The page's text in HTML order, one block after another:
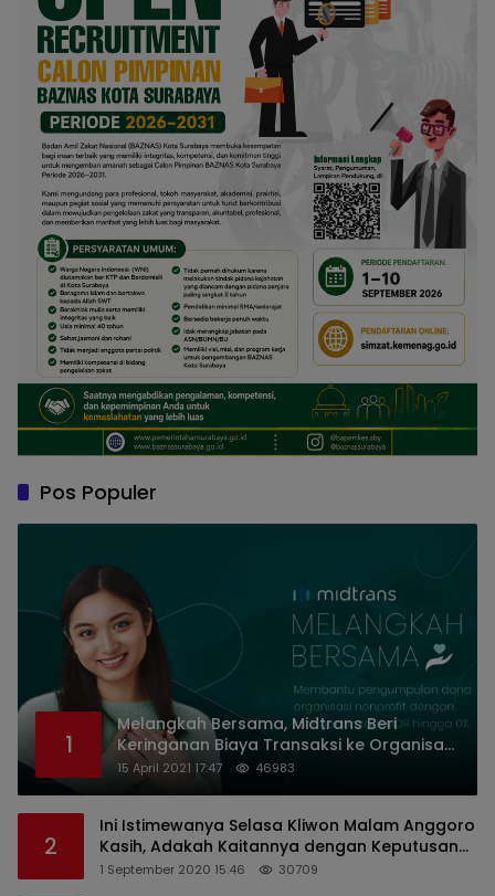
Pos Populer
1
Melangkah Bersama, Midtrans Beri
Keringanan Biaya Transaksi ke Organisasi
Nirlaba Indonesia
15 April 2021 17:47 46983
2
Ini Istimewanya Selasa Kliwon Malam Anggoro
Kasih, Adakah Kaitannya dengan Keputusan
PDIP?
1 September 2020 15:46 30709